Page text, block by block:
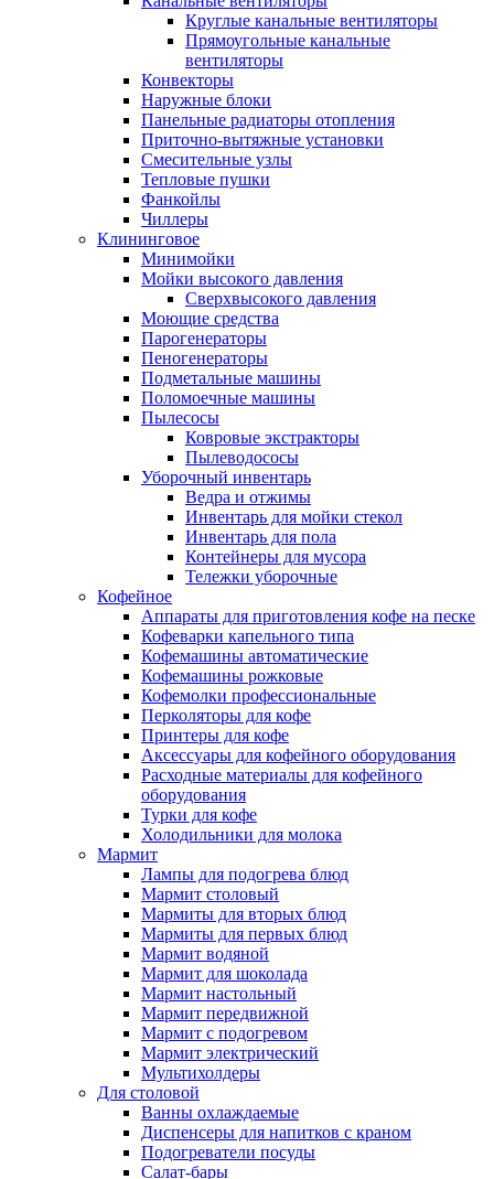
Круглые канальные вентиляторы
Прямоугольные канальные
вентиляторы
Конвекторы
Наружные блоки
Панельные радиаторы отопления
Приточно-вытяжные установки
Смесительные узлы
Тепловые пушки
Фанкойлы
Чиллеры
Клининговое
Минимойки
Мойки высокого давления
Сверхвысокого давления
Моющие средства
Парогенераторы
Пеногенераторы
Подметальные машины
Поломоечные машины
Пылесосы
Ковровые экстракторы
Пылеводососы
Уборочный инвентарь
Ведра и отжимы
Инвентарь для мойки стекол
Инвентарь для пола
Контейнеры для мусора
Тележки уборочные
Кофейное
Аппараты для приготовления кофе на песке
Кофеварки капельного типа
Кофемашины автоматические
Кофемашины рожковые
Кофемолки профессиональные
Перколяторы для кофе
Принтеры для кофе
Аксессуары для кофейного оборудования
Расходные материалы для кофейного
оборудования
Турки для кофе
Холодильники для молока
Мармит
Лампы для подогрева блюд
Мармит столовый
Мармиты для вторых блюд
Мармиты для первых блюд
Мармит водяной
Мармит для шоколада
Мармит настольный
Мармит передвижной
Мармит с подогревом
Мармит электрический
Мультихолдеры
Для столовой
Ванны охлаждаемые
Диспенсеры для напитков с краном
Подогреватели посуды
Салат-бары